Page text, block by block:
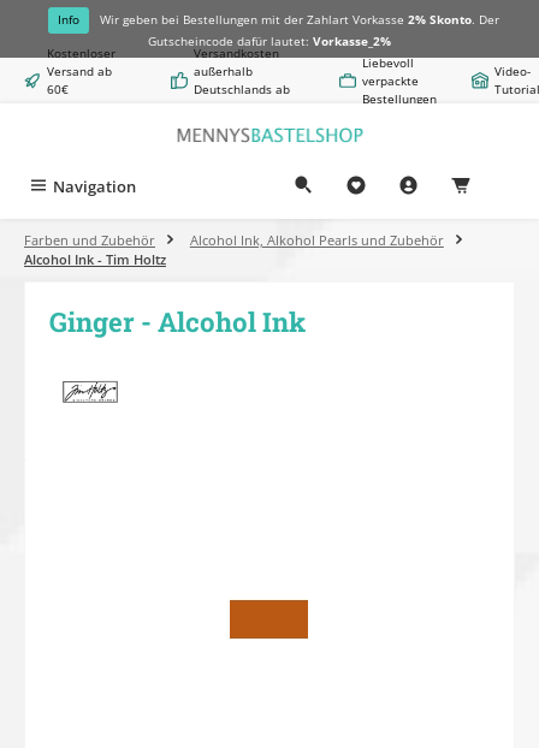
springen
Info Wir geben bei Bestellungen mit der Zahlart Vorkasse 2% Skonto. Der
Gutscheincode dafür lautet: Vorkasse_2%
Kostenloser
Versand ab
60€
Versandkosten
außerhalb
Deutschlands ab
Liebevoll
verpackte
Bestellungen
Video-
Navigation
Farben und Zubehör
Alcohol Ink, Alkohol Pearls und Zubehör
Alcohol Ink - Tim Holtz
Ginger - Alcohol Ink